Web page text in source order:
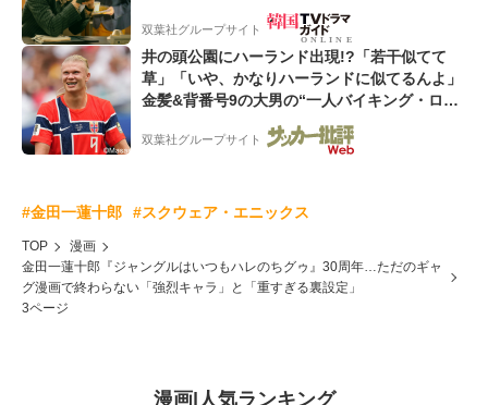
双葉社グループサイト
井の頭公園にハーランド出現!?「若干似てて
草」「いや、かなりハーランドに似てるんよ」
金髪&背番号9の大男の“一人バイキング・ロ
ー”映像が話題!「元気をもらった」
双葉社グループサイト
#金田一蓮十郎 #スクウェア・エニックス
TOP
漫画
金田一蓮十郎『ジャングルはいつもハレのちグゥ』30周年…ただのギャ
グ漫画で終わらない「強烈キャラ」と「重すぎる裏設定」
3ページ
漫画| 人気ランキング